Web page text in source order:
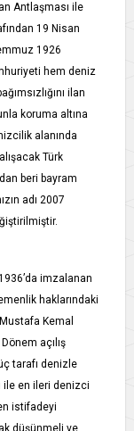
Antlaşması ile
19 Nisan
1926
hem deniz
ilan
koruma altına
alanında
Türk
beri bayram
adı 2007
imzalanan
haklarındaki
Kemal
açılış
tarafı denizle
ile en ileri denizci
istifadeyi